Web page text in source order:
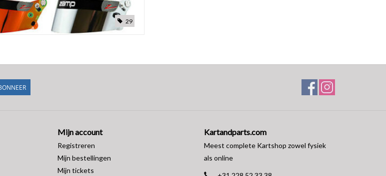
29
Mijn account
Registreren
Mijn bestellingen
Mijn tickets
Kartandparts.com
Meest complete Kartshop zowel fysiek
als online